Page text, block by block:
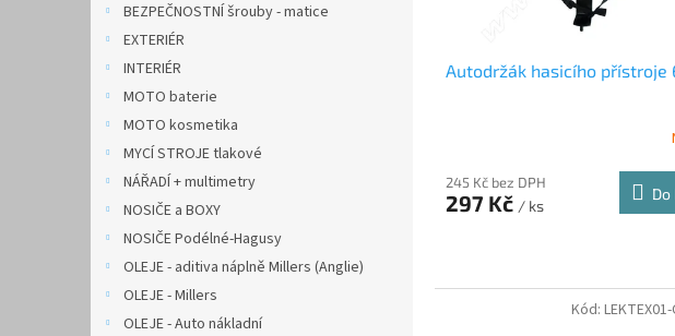
BEZPEČNOSTNÍ šrouby - matice
EXTERIÉR
INTERIÉR
MOTO baterie
MOTO kosmetika
MYCÍ STROJE tlakové
NÁŘADÍ + multimetry
NOSIČE a BOXY
NOSIČE Podélné-Hagusy
OLEJE - aditiva náplně Millers (Anglie)
OLEJE - Millers
OLEJE - Auto nákladní
Autodržák hasicího přístroje
245 Kč bez DPH
297 Kč / ks
Do
Kód: LEKTEX01-